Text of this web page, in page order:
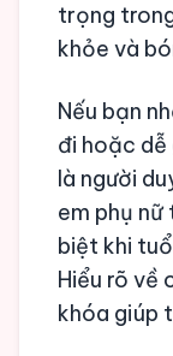
trọng
khỏe và
Nếu bạn
đi hoặc dễ
là người
em phụ
biệt khi
Hiểu rõ về
khóa giúp